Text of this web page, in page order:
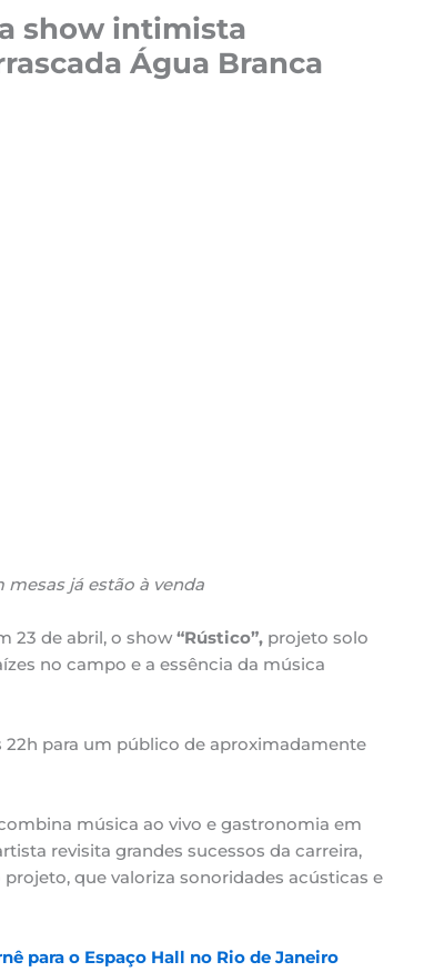
show intimista
Água Branca
já estão à venda
23 de abril, o show“Rústico”,projeto solo
no campo e a essência da música
para um público de aproximadamente
música ao vivo e gastronomia em
revisita grandes sucessos da carreira,
que valoriza sonoridades acústicas e
para o Espaço Hall no Rio de Janeiro